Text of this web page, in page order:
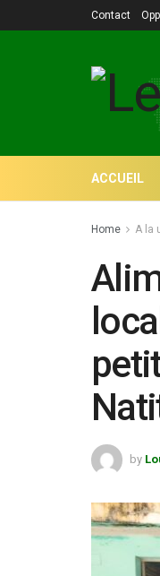
Contact
ACCUEIL
Home A la
by